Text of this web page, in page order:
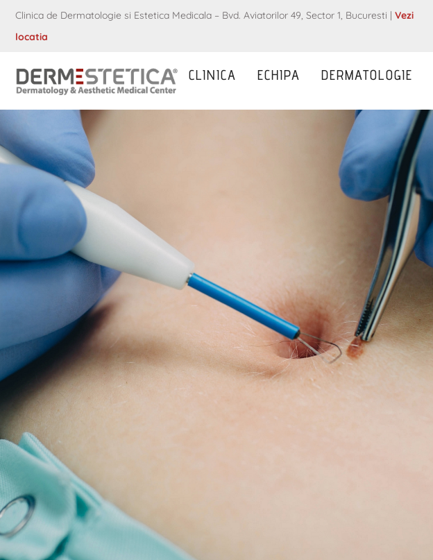
Clinica de Dermatologie si Estetica Medicala – Bvd. Aviatorilor 49, Sector 1, Bucuresti | Vezi
locatia
CLINICA ECHIPA DERMATOLOGIE